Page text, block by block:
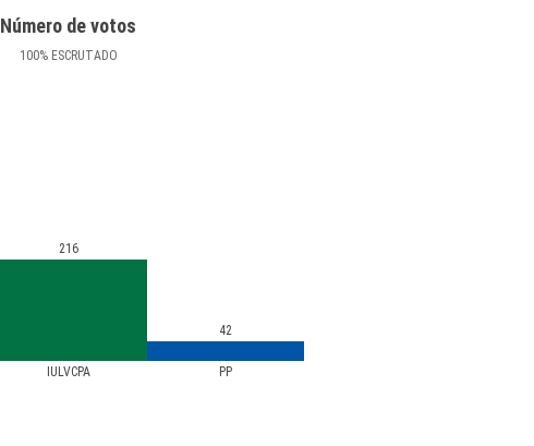
Número de votos
100%ESCRUTADO
IULVCPA PP
216
42